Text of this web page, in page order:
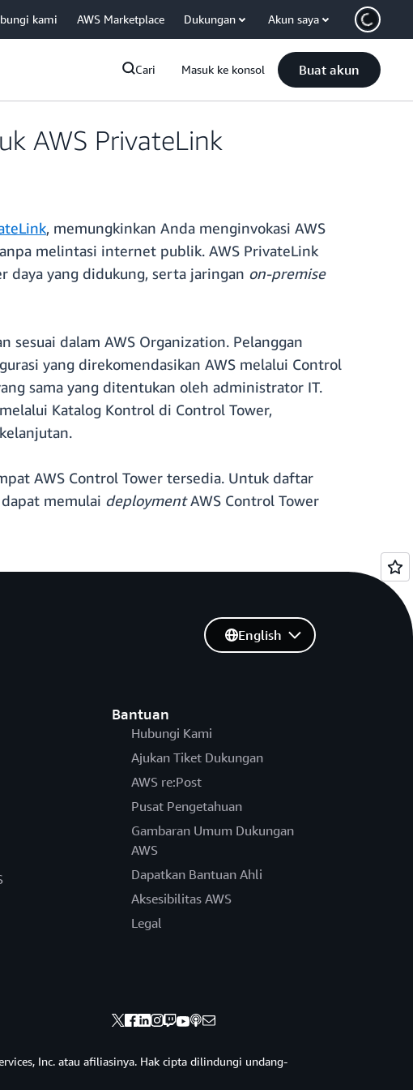
kami AWS Marketplace Dukungan Akun saya
Cari Masuk ke konsol Buat akun
AWS PrivateLink
, memungkinkan Anda menginvokasi AWS
melintasi internet publik. AWS PrivateLink
daya yang didukung, serta jaringan on-premise
sesuai dalam AWS Organization. Pelanggan
yang direkomendasikan AWS melalui Control
sama yang ditentukan oleh administrator IT.
Katalog Kontrol di Control Tower,
AWS Control Tower tersedia. Untuk daftar
memulai deploymentAWS Control Tower
Bantuan
Hubungi Kami
Ajukan Tiket Dukungan
AWS re:Post
Pusat Pengetahuan
Gambaran Umum Dukungan
AWS
Dapatkan Bantuan Ahli
Aksesibilitas AWS
Legal
English
Inc. atau afiliasinya. Hak cipta dilindungi undang-